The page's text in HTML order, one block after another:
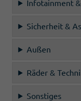
Infotainment
Sicherheit &
Außen
Räder &
Sonstiges